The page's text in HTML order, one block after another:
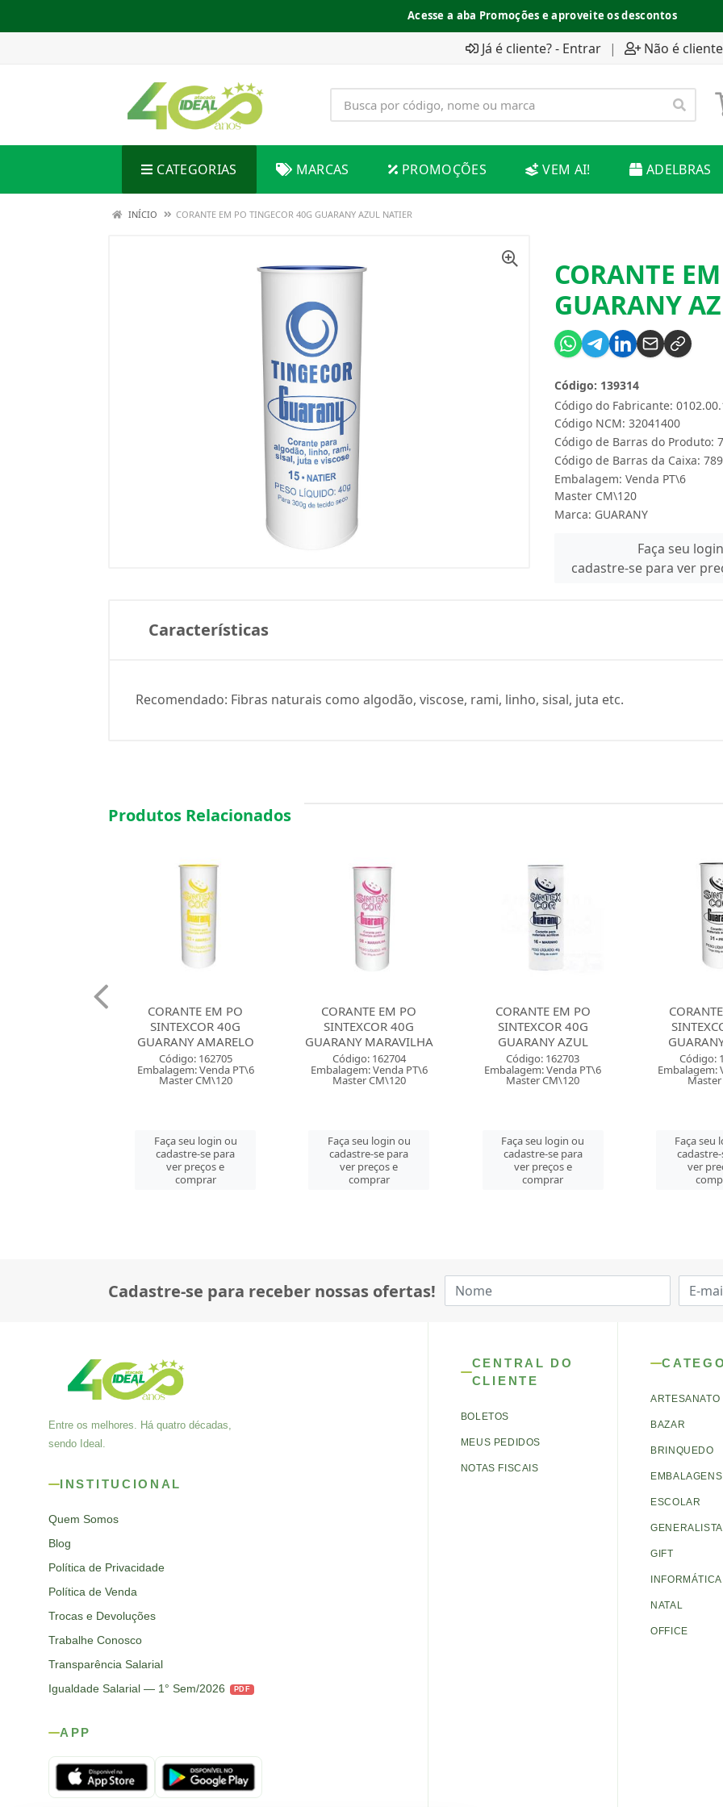
Acesse a aba Promoções e aproveite os descontos
Já é cliente? - Entrar | Não é
CATEGORIAS MARCAS PROMOÇÕES VEM AI! ADELBRAS
INÍCIO CORANTE EM PO TINGECOR 40G GUARANY AZUL NATIER
CORANTE
GUARANY
Código do Fabricante:
Código: 139314
Código NCM: 32041400
Código de Barras do Produto:
Código de Barras da Caixa:
Embalagem: Venda PT\6
Master CM\120
Marca: GUARANY
Faça seu
cadastre-se para ver
Características
Recomendado: Fibras naturais como algodão, viscose, rami, linho, sisal, juta etc.
Produtos Relacionados
CORANTE EM PO
SINTEXCOR 40G
GUARANY MARAVILHA
Código: 162704
Embalagem: Venda PT\6
Master CM\120
Faça seu login ou
cadastre-se para
ver preços e
comprar
CORANTE EM PO
SINTEXCOR 40G
GUARANY AZUL
Código: 162703
Embalagem: Venda PT\6
Master CM\120
Faça seu login ou
cadastre-se para
ver preços e
comprar
CORANTE EM PO
SINTEXCOR 40G
GUARANY PRETO
Código: 162702
Embalagem: Venda PT\6
Master PT\6
Faça seu login ou
cadastre-se para
ver preços e
comprar
VIVACOR
VERDE
Código:
Embalagem:
Master
Faça seu
ver
Cadastre-se para receber nossas ofertas!
Entre os melhores. Há quatro décadas,
sendo Ideal.
INSTITUCIONAL
Quem Somos
Blog
Política de Privacidade
Política de Venda
Trocas e Devoluções
Trabalhe Conosco
Transparência Salarial
Igualdade Salarial — 1° Sem/2026
PDF
APP
CENTRAL DO
CLIENTE
BOLETOS
MEUS PEDIDOS
NOTAS FISCAIS
ARTESANATO
BAZAR
BRINQUEDO
ESCOLAR
GENERALISTA
GIFT
INFORMÁTICA
NATAL
OFFICE